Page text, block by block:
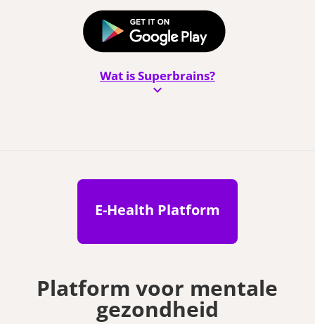
Wat is Superbrains?
keyboard_arrow_down
E-Health Platform
Platform voor mentale
gezondheid